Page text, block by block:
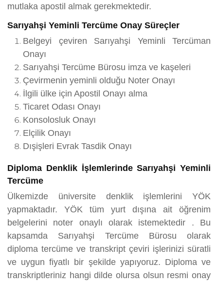
mutlaka apostil almak gerekmektedir.
Sarıyahşi Yeminli Tercüme Onay Süreçler
Belgeyi çeviren Sarıyahşi Yeminli Tercüman
Onayı
Sarıyahşi Tercüme Bürosu imza ve kaşeleri
Çevirmenin yeminli olduğu Noter Onayı
İlgili ülke için Apostil Onayı alma
Ticaret Odası Onayı
Konsolosluk Onayı
Elçilik Onayı
Dışişleri Evrak Tasdik Onayı
Diploma Denklik İşlemlerinde Sarıyahşi Yeminli
Tercüme
Ülkemizde üniversite denklik işlemlerini YÖK
yapmaktadır. YÖK tüm yurt dışına ait öğrenim
belgelerini noter onaylı olarak istemektedir . Bu
kapsamda Sarıyahşi Tercüme Bürosu olarak
diploma tercüme ve transkript çeviri işlerinizi süratli
ve uygun fiyatlı bir şekilde yapıyoruz. Diploma ve
transkriptleriniz hangi dilde olursa olsun resmi onay